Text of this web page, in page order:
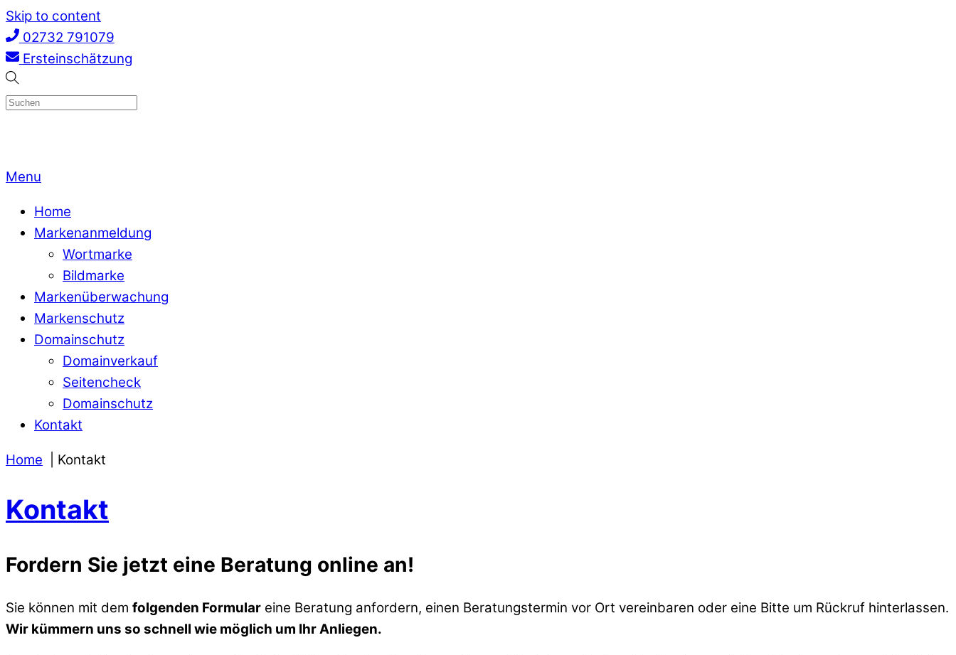
Skip to content
02732 791079
Ersteinschätzung
Menu
Home
Markenanmeldung
Wortmarke
Bildmarke
Markenüberwachung
Markenschutz
Domainschutz
Domainverkauf
Seitencheck
Domainschutz
Kontakt
Home Kontakt
Kontakt
Fordern Sie jetzt eine Beratung online an!
Sie können mit dem folgenden Formular eine Beratung anfordern, einen Beratungstermin vor Ort vereinbaren oder eine Bitte um Rückruf hinterlassen.
Wir kümmern uns so schnell wie möglich um Ihr Anliegen.